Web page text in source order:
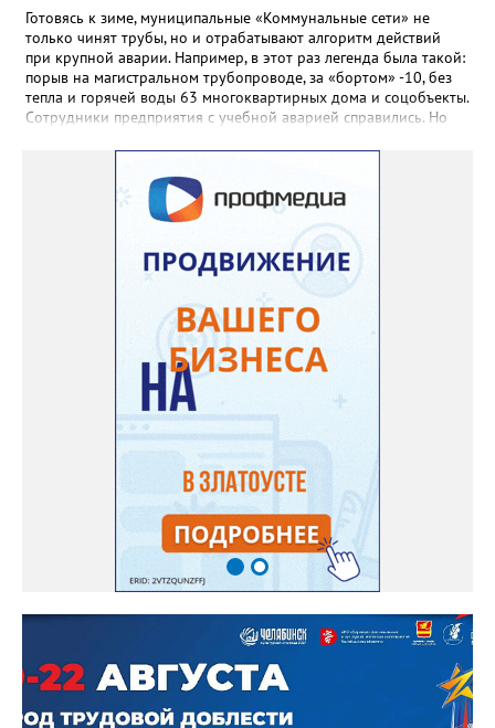
Готовясь к зиме, муниципальные «Коммунальные сети» не
только чинят трубы, но и отрабатывают алгоритм действий
при крупной аварии. Например, в этот раз легенда была такой:
порыв на магистральном трубопроводе, за «бортом» -10, без
тепла и горячей воды 63 многоквартирных дома и соцобъекты.
Сотрудники предприятия с учебной аварией справились. Но
отметили и недочёты. «Например, управляющие компании
несвоевременно приняли меры для предотвращения
“перемерзания” общей домовой тепловой сети
многоквартирного дома, отсутствовало взаимодействие с
ресурсоснабжающей организацией, ЕДДС и иными службами»,
— сообщила начальник Главного управления ГЖИ Ирина
Настенко. В следующий раз, рекомендовали в
Госжилинспекции, службы должны действовать слаженно. И
оперативно делиться информацией со всеми
заинтересованными – от поставщика тепла до конечных
потребителей.